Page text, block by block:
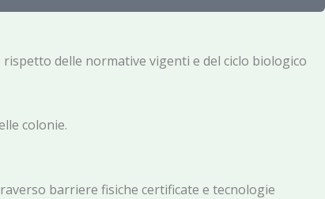
delle normative vigenti e del ciclo biologico
colonie.
barriere fisiche certificate e tecnologie